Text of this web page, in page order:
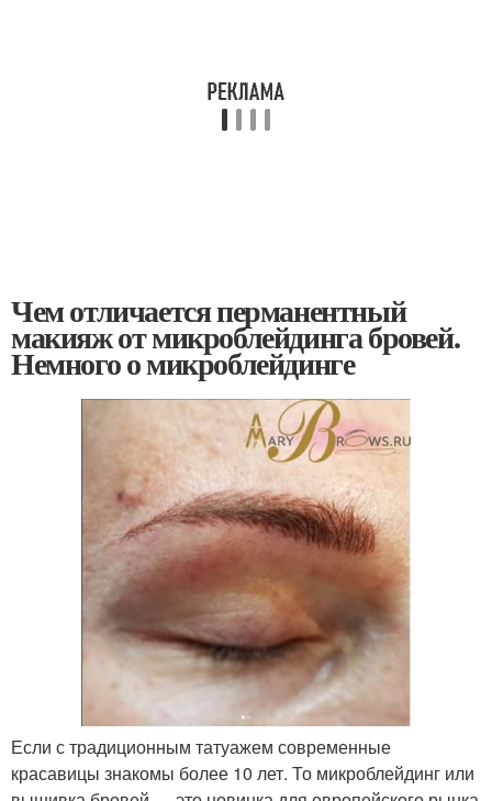
Чем отличается перманентный
макияж от микроблейдинга бровей.
Немного о микроблейдинге
Если с традиционным татуажем современные
красавицы знакомы более 10 лет. То микроблейдинг или